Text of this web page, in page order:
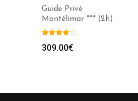
Guide Privé
Montélimar *** (2h)
309.00€